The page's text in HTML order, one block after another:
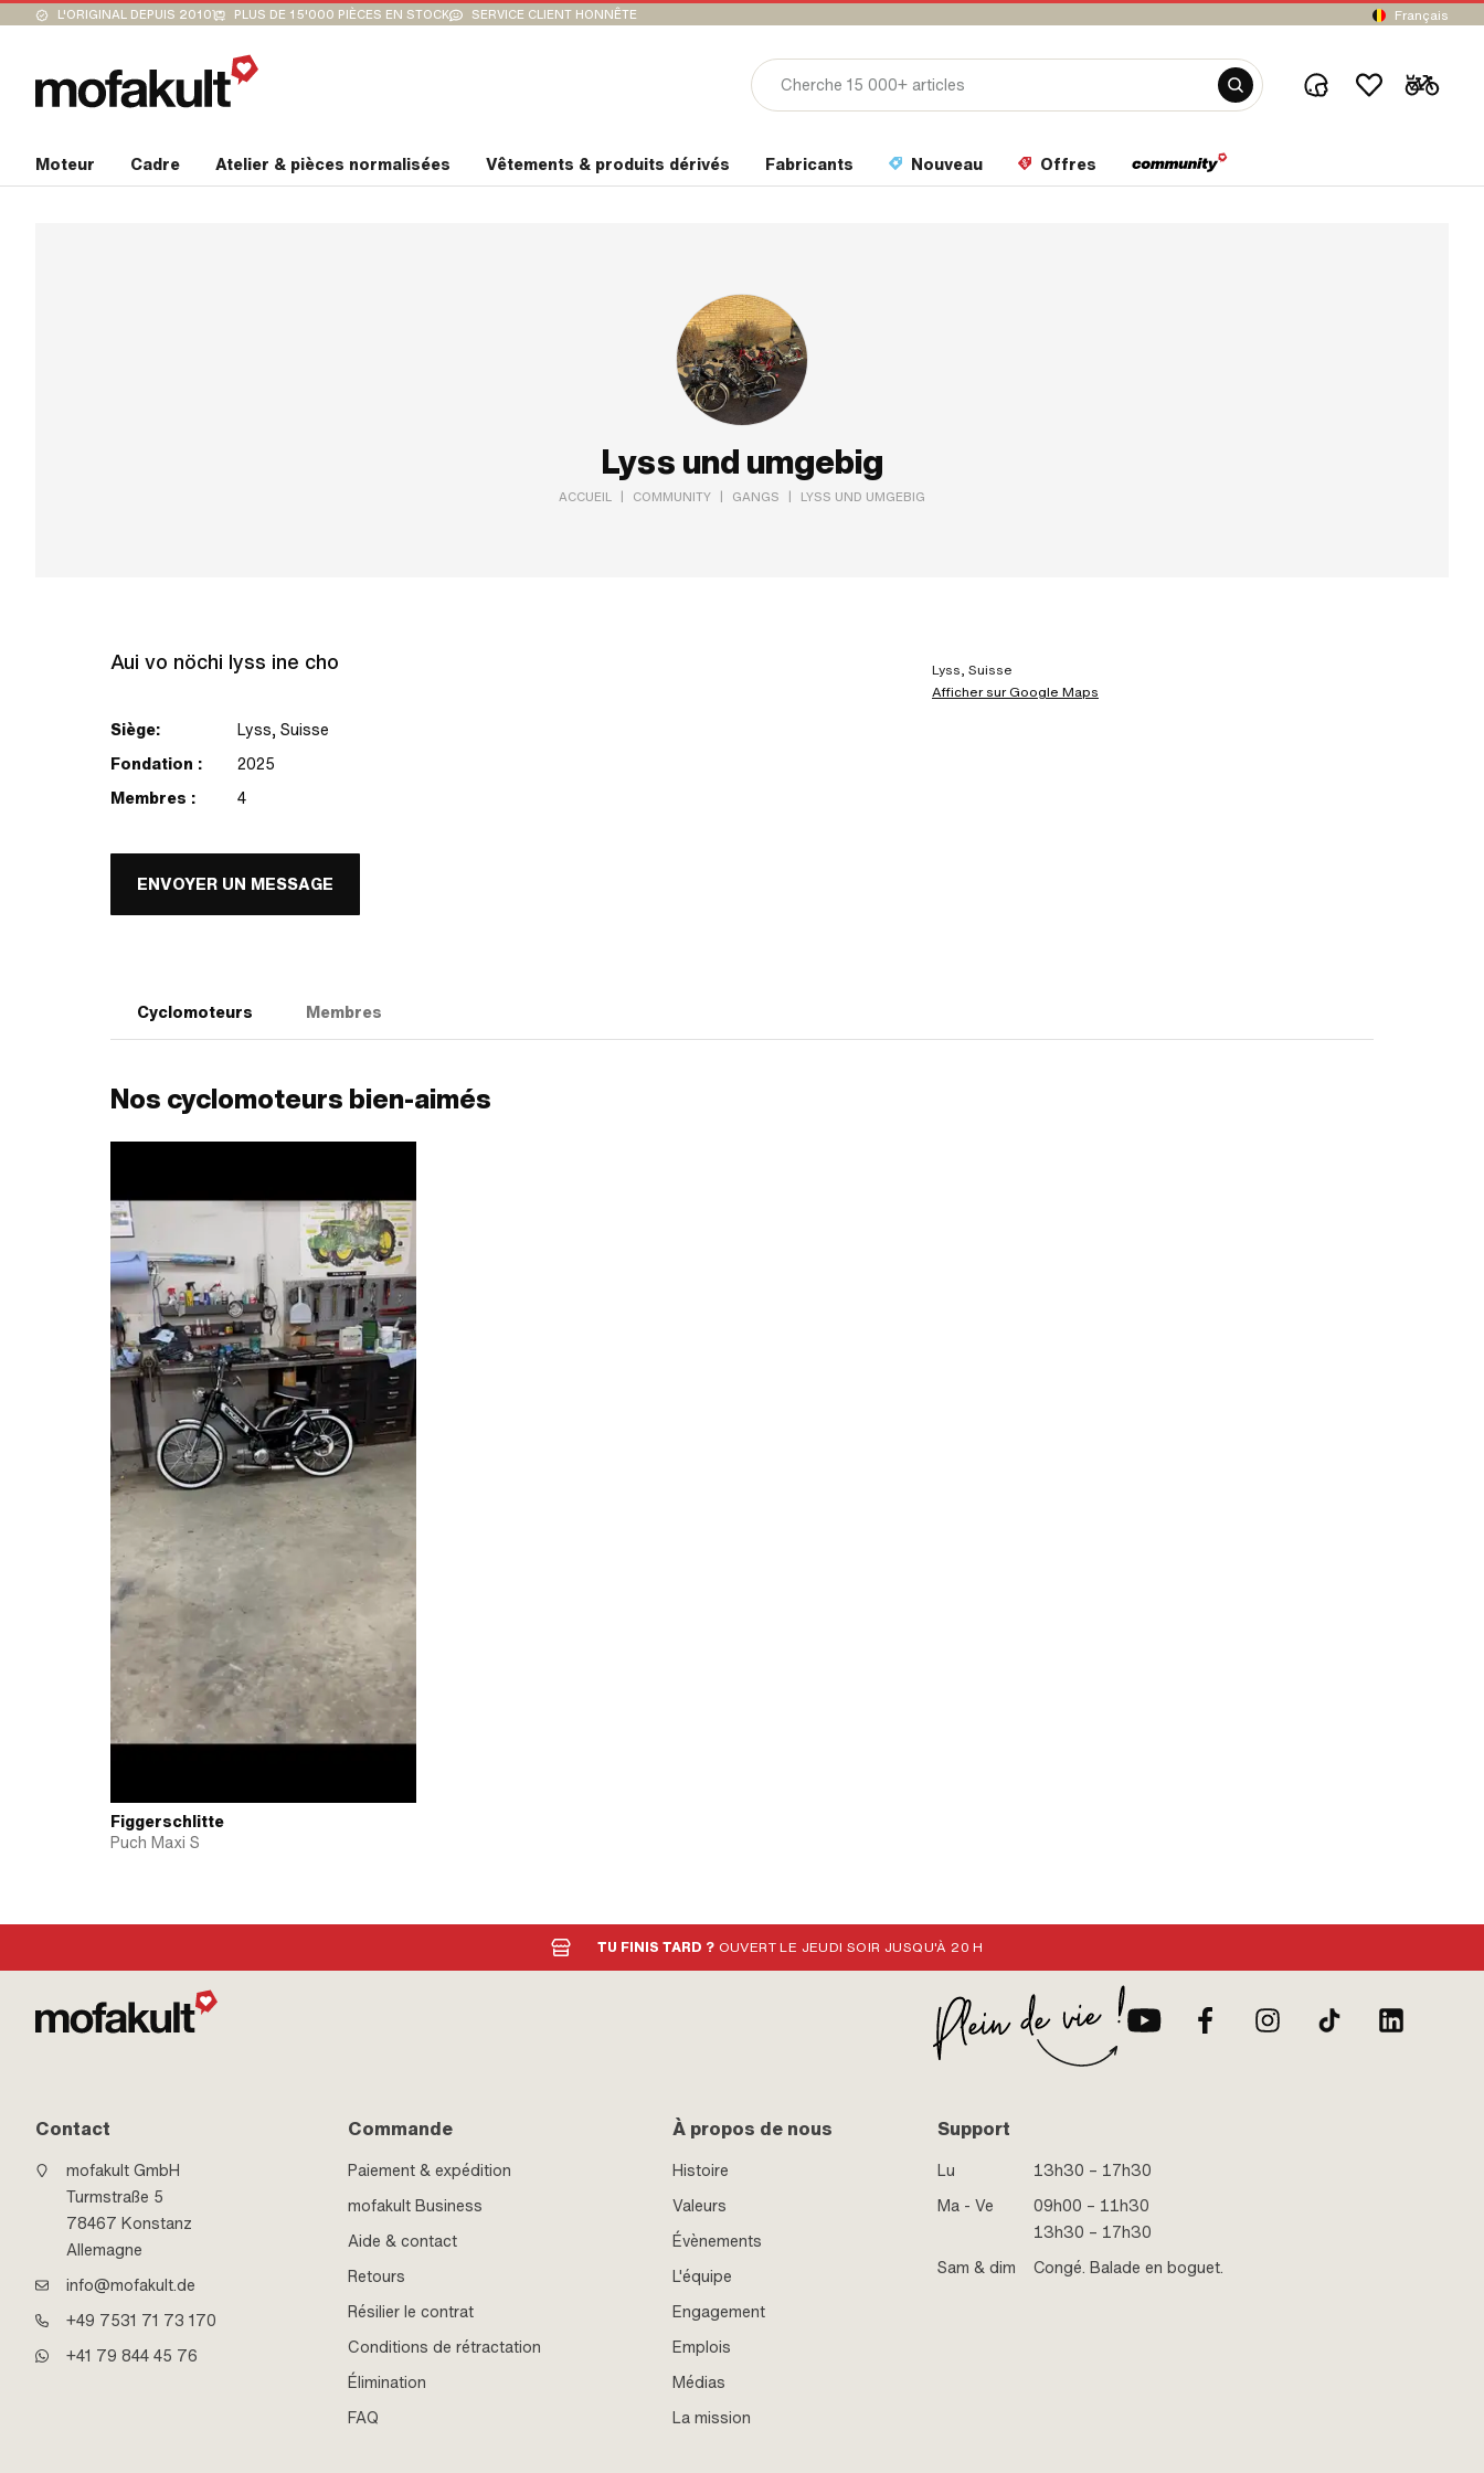
L'ORIGINAL DEPUIS 2010 PLUS DE 15'000 PIÈCES EN STOCK SERVICE CLIENT HONNÊTE Français
Moteur Cadre Atelier & pièces normalisées Vêtements & produits dérivés Fabricants Nouveau Offres
Lyss und umgebig
ACCUEIL | COMMUNITY | GANGS | LYSS UND UMGEBIG
Aui vo nöchi lyss ine cho
Siège:
Lyss, Suisse
Fondation :
2025
Membres :
4
ENVOYER UN MESSAGE
Lyss, Suisse
Afficher sur Google Maps
Cyclomoteurs Membres
Nos cyclomoteurs bien-aimés
Figgerschlitte
Puch Maxi S
TU FINIS TARD ? OUVERT LE JEUDI SOIR JUSQU'À 20 H
Contact
mofakult GmbH
Turmstraße 5
78467 Konstanz
Allemagne
info@mofakult.de
+49 7531 71 73 170
+41 79 844 45 76
Commande
Paiement & expédition
mofakult Business
Aide & contact
Retours
Résilier le contrat
Conditions de rétractation
Élimination
FAQ
À propos de nous
Histoire
Valeurs
Évènements
L'équipe
Engagement
Emplois
Médias
La mission
Support
Lu
13h30 – 17h30
Ma - Ve
09h00 – 11h30
13h30 – 17h30
Sam & dim
Congé. Balade en boguet.